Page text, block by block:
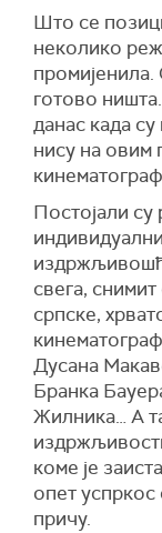
Што се
неколико
готово
данас када
нису на овим
Постојали су
свега,
српске,
Дусана
Бранка
Жилника… А
коме је
опет успркос
причу.